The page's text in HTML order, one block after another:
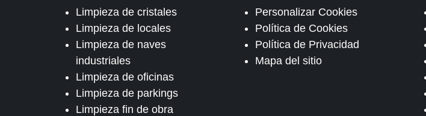
Limpieza de cristales
Limpieza de locales
Limpieza de naves
industriales
Limpieza de oficinas
Limpieza de parkings
Limpieza fin de obra
Personalizar Cookies
Política de Cookies
Política de Privacidad
Mapa del sitio